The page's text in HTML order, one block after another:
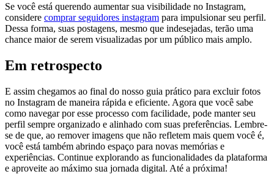
Se‍ você está querendo aumentar‌ sua visibilidade no⁤ Instagram,
considere comprar seguidores instagram ‌para impulsionar seu perfil.⁤
Dessa forma, suas postagens, ​mesmo​ que indesejadas,‌ terão uma⁢
chance ⁢maior de​ serem visualizadas ​por‍ um público mais amplo.
Em retrospecto
E assim chegamos ao final do nosso guia​ prático para excluir fotos
no⁣ Instagram de maneira‌ rápida⁤ e ​eficiente. ⁢Agora ⁣que⁢ você sabe
como navegar por‍ esse⁣ processo com facilidade,⁣ pode manter seu
⁣perfil sempre ‍organizado⁣ e alinhado com suas preferências. Lembre-
se de⁢ que, ao remover imagens que não⁢ refletem mais quem você é,⁣
você está também abrindo espaço​ para novas memórias e
experiências.⁢ Continue explorando as funcionalidades da ⁢plataforma
e aproveite⁢ ao máximo sua jornada⁤ digital. Até ⁤a próxima!